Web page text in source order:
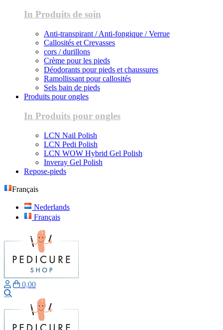
In Produits de soin
Anti-transpirant / Anti-fongique / Verrue
Callosités et Crevasses
cors / durillons
Crème pour les pieds
Déodorants pour pieds et chaussures
Ramollissant pour callosités
Sels bain de pieds
Produits pour ongles
In Produits pour ongles
LCN Nail Polish
LCN Pedi Polish
LCN WOW Hybrid Gel Polish
Inveray Gel Polish
Repose-pieds
Français
Nederlands
Français
0,00